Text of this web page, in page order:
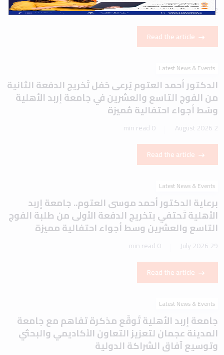
2 August 2026
1 min read
Read the article
Latest News & Events
الدكتور أحمد العتوم يَرعى حَفل تَخريج الدفعة الثانية
من الفوج التاسع والعشرين في جامعة إربد الأهلية
وسَط أجواء احتفالية مُميزة
2 August 2026
0 min read
Read the article
Latest News & Events
برعاية الدكتور أحمد موسى العتوم.. جامعة إربد
الأهلية تَحتفي بتخريج الدفعة الأولى من طلبة الفوج
التاسع والعشرين وسط أجواء احتفالية مميزة
29 July 2026
0 min read
Read the article
Latest News & Events
جامعة إربد الأهلية تُوقّع مذكرة تفاهم مع جامعة
المدينة عجمان لتعزيز التعاون الأكاديمي والبحثي
وتوسيع آفاق الشراكة الدولية